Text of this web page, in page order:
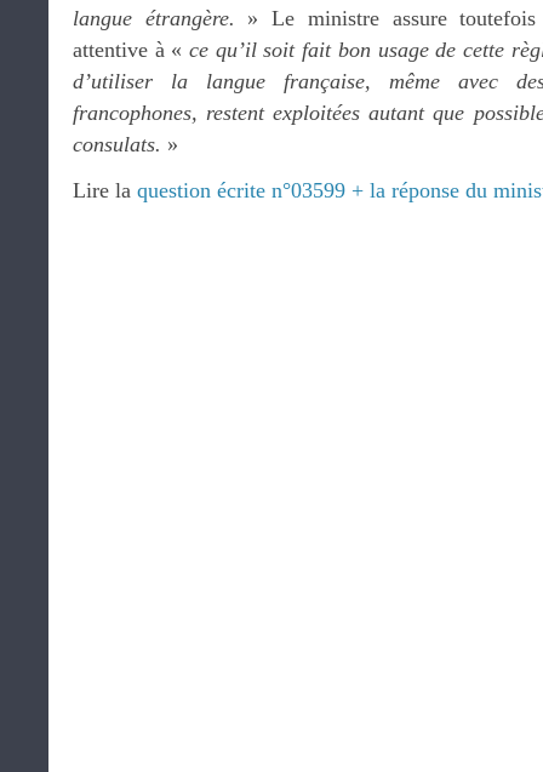
langue étrangère. » Le ministre assure
attentive à «ce qu’il soit fait bon usage de cette
d’utiliser la langue française, même avec
francophones, restent exploitées autant que
consulats. »
Lire la question écrite n°03599 + la réponse du